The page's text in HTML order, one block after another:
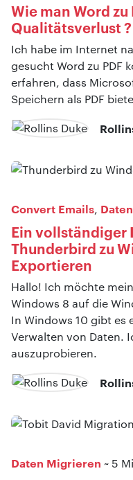
Wie man Word
Qualitätsverlust ?
Ich habe im Internet
gesucht Word zu PDF
erfahren, dass
Speichern als PDF
Convert Emails,
Ein vollständiger
Thunderbird zu
Exportieren
Hallo! Ich möchte
Windows 8 auf die
In Windows 10 gibt es
Verwalten von Daten.
auszuprobieren.
Daten Migrieren ~ 5